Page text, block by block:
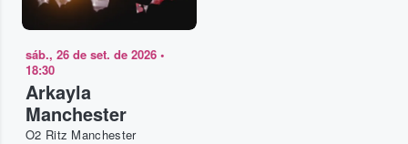
sáb., 26 de set. de 2026 •
18:30
Arkayla
Manchester
O2 Ritz Manchester